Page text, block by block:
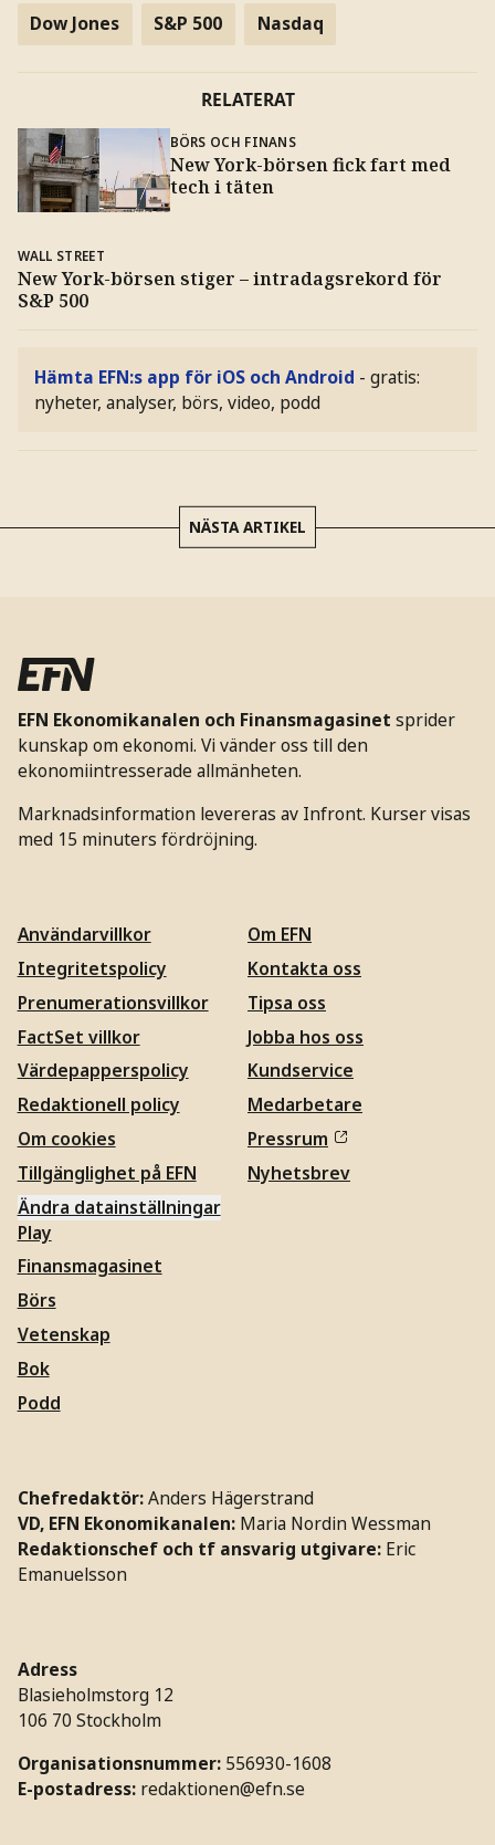
Dow Jones S&P 500 Nasdaq
RELATERAT
BÖRS OCH FINANS
New York-börsen fick fart med
tech i täten
WALL STREET
New York-börsen stiger – intradagsrekord för
S&P 500
Hämta EFN:s app för iOS och Android - gratis:
nyheter, analyser, börs, video, podd
NÄSTA ARTIKEL
EFN Ekonomikanalen och Finansmagasinet sprider
kunskap om ekonomi. Vi vänder oss till den
ekonomiintresserade allmänheten.
Marknadsinformation levereras av Infront. Kurser visas
med 15 minuters fördröjning.
Användarvillkor
Integritetspolicy
Prenumerationsvillkor
FactSet villkor
Värdepapperspolicy
Redaktionell policy
Om cookies
Tillgänglighet på EFN
Ändra datainställningar
Om EFN
Kontakta oss
Tipsa oss
Jobba hos oss
Kundservice
Medarbetare
Pressrum
Nyhetsbrev
Play
Finansmagasinet
Börs
Vetenskap
Bok
Podd
Chefredaktör:Anders Hägerstrand
VD, EFN Ekonomikanalen: Maria Nordin Wessman
Redaktionschef och tf ansvarig utgivare: Eric
Emanuelsson
Adress
Blasieholmstorg 12
106 70 Stockholm
Organisationsnummer: 556930-1608
E-postadress: redaktionen@efn.se